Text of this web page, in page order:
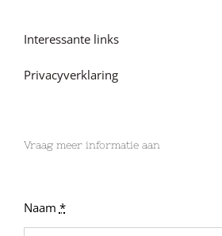
Interessante links
Privacyverklaring
Vraag meer informatie aan
Naam *